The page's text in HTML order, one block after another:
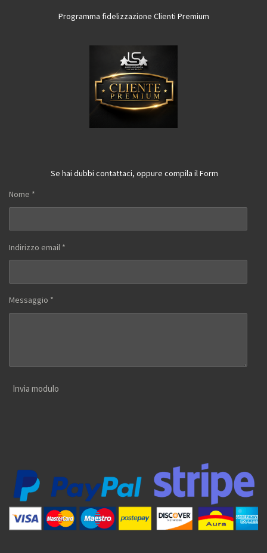
Programma fidelizzazione Clienti Premium
Se hai dubbi contattaci, oppure compila il Form
Nome *
Indirizzo email *
Messaggio *
Invia modulo